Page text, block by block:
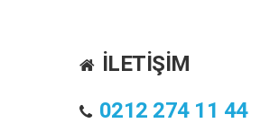
İLETİŞİM
0212 274 11 44